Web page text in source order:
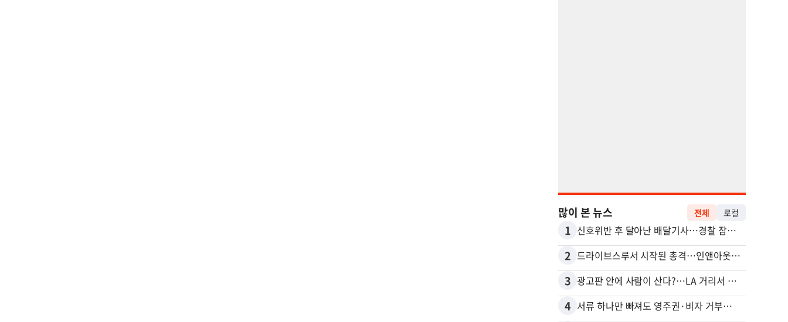
많이 본 뉴스 전체 로컬
1 신호위반 후 달아난 배달기사…경찰 잠복해 잡고보니 ‘반전’
2 드라이브스루서 시작된 총격…인앤아웃 참사 영상 공개
3 광고판 안에 사람이 산다?…LA 거리서 화제
4 서류 하나만 빠져도 영주권·비자 거부…심사관 재량권 대폭 확대